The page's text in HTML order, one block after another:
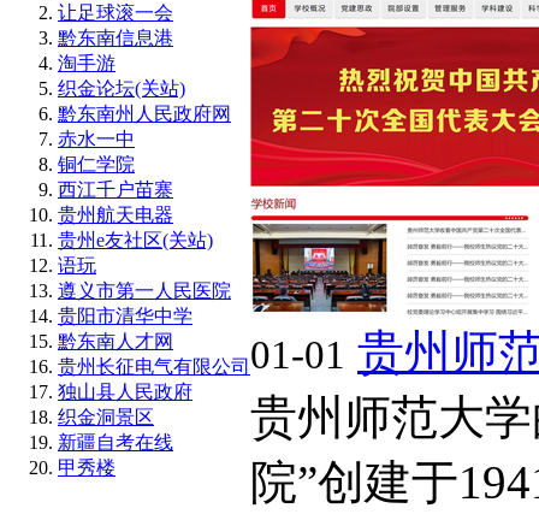
让足球滚一会
黔东南信息港
淘手游
织金论坛(关站)
黔东南州人民政府网
赤水一中
铜仁学院
西江千户苗寨
贵州航天电器
贵州e友社区(关站)
语玩
遵义市第一人民医院
贵阳市清华中学
黔东南人才网
贵州长征电气有限公司
独山县人民政府
织金洞景区
新疆自考在线
甲秀楼
01-01 贵州师
贵州师范大
院”创建于